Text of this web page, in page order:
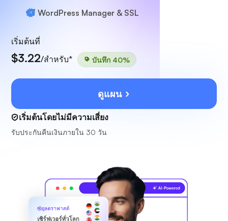
ฟรี WordPress Manager & SSL
เริ่มต้นที่
$3.22/สำหรับ* บันทึก 40%
ดูแผน
เริ่มต้นโดยไม่มีความเสี่ยง
รับประกันคืนเงินภายใน 30 วัน
อุลตราฟาสต์
เซิร์ฟเวอร์ทั่วโลก